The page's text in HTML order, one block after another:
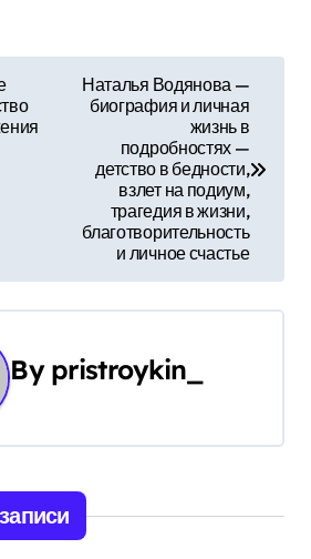
Наталья Водянова —
биография и личная
жизнь в
подробностях —
детство в бедности,
взлет на подиум,
трагедия в жизни,
благотворительность
и личное счастье
By pristroykin_